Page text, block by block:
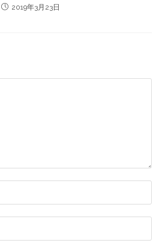
2019年3月23日